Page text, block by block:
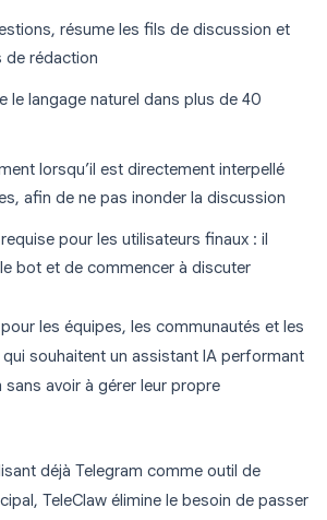
résume les fils de discussion et
de rédaction
le langage naturel dans plus de 40
lorsqu’il est directement interpellé
afin de ne pas inonder la discussion
pour les utilisateurs finaux : il
bot et de commencer à discuter
les équipes, les communautés et les
souhaitent un assistant IA performant
sans avoir à gérer leur propre
déjà Telegram comme outil de
TeleClaw élimine le besoin de passer